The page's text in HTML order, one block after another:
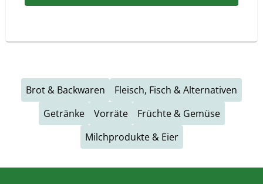
Brot & Backwaren
Fleisch, Fisch & Alternativen
Getränke
Vorräte
Früchte & Gemüse
Milchprodukte & Eier